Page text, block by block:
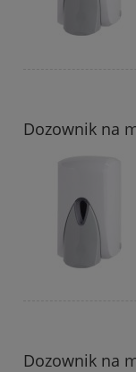
Dozownik na
Dozownik na